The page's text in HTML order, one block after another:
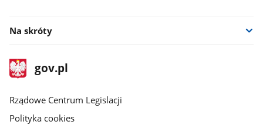
Na skróty
stopka
gov.plStrona
gov.pl
Rządowe Centrum Legislacji
Polityka cookies